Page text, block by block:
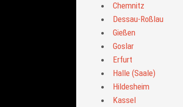
Chemnitz
Dessau-Roßlau
Gießen
Goslar
Erfurt
Halle (Saale)
Hildesheim
Kassel